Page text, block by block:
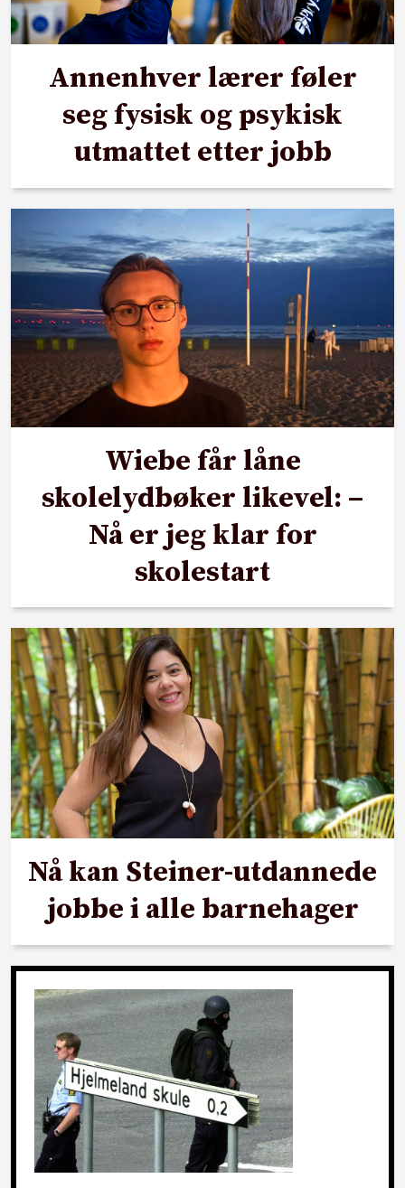
Annenhver lærer føler
seg fysisk og psykisk
utmattet etter jobb
Wiebe får låne
skolelydbøker likevel: –
Nå er jeg klar for
skolestart
Nå kan Steiner-utdannede
jobbe i alle barnehager